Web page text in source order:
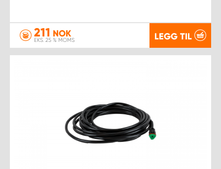
211 NOK
EKS. 25 % MOMS LEGG TIL